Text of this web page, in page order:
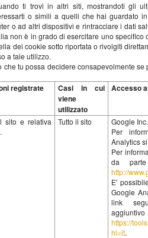
ti trovi in altri siti, mostrandoti gli
o simili a quelli che hai guardato
o ad altri dispositivi e rintracciare i dati
non è in grado di esercitare uno specifico
dei cookie sotto riportata o rivolgiti
a tale utilizzo.
tu possa decidere consapevolmente
registrate
Casi in cui
viene
utilizzato
Accesso
sito e relativa
Tutto il sito
Google
Per
Analytics
Per
da
http://
E'
Google
link
https://
hl=it.